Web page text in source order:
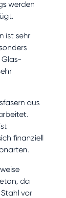
werden
ist sehr
Glas-
aus
finanziell
da
vor